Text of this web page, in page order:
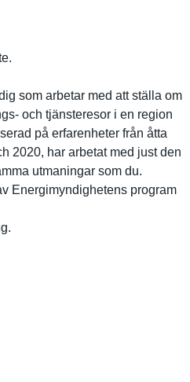
som arbetar med att ställa om
och tjänsteres­or i en region
på erfarenhet­er från åtta
2020, har arbetat med just den
utmaningar som du.
Energimynd­ighetens program